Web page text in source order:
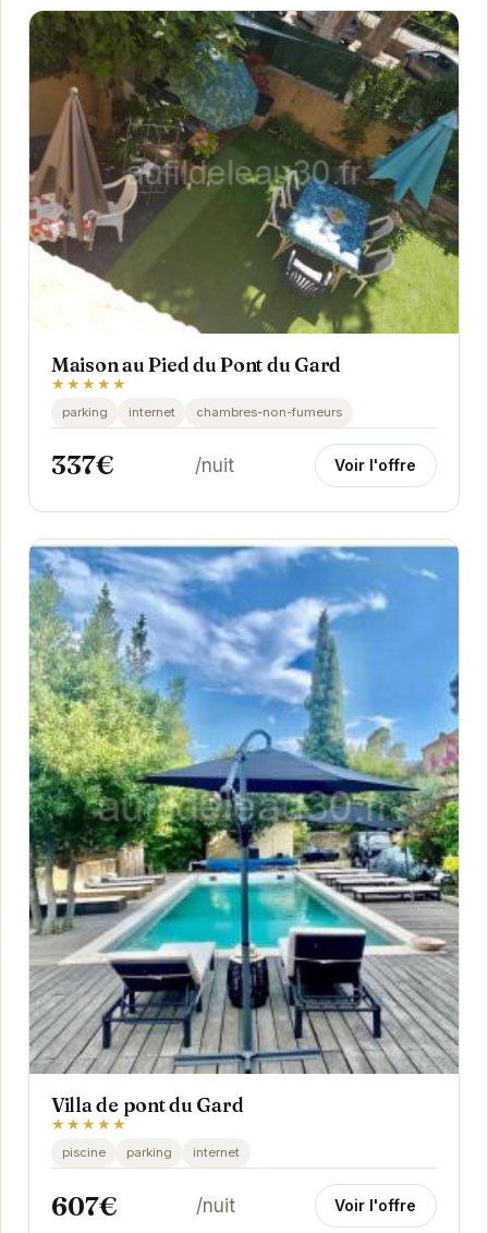
Maison au Pied du Pont du Gard
★★★★★
parking internet chambres-non-fumeurs
337€ /nuit Voir l'offre
Villa de pont du Gard
★★★★★
piscine parking internet
607€ /nuit Voir l'offre